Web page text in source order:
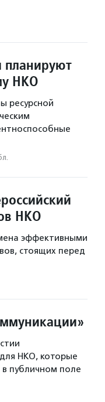
планируют
НКО
ресурсной
НКО
эффективными
стоящих перед
НКО, которые
публичном поле